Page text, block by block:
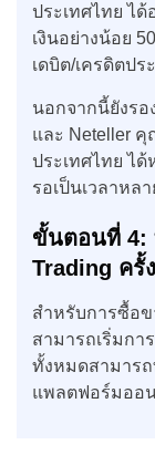
ประเทศไทย ไ
เงินอย่างน้อย
เดบิต/เครดิตป
นอกจากนี้ยังรอ
และ Neteller
ประเทศไทย ได้
รอเป็นเวลาหล
ขั้นตอนที่ 4:
Trading ค
สำหรับการซื้อ
สามารถเริ่มกา
ทั้งหมดสามารถ
แพลตฟอร์มออ